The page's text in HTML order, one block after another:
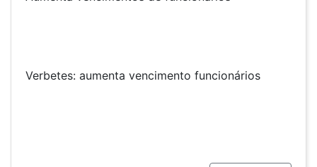
Verbetes: aumenta vencimento funcionários